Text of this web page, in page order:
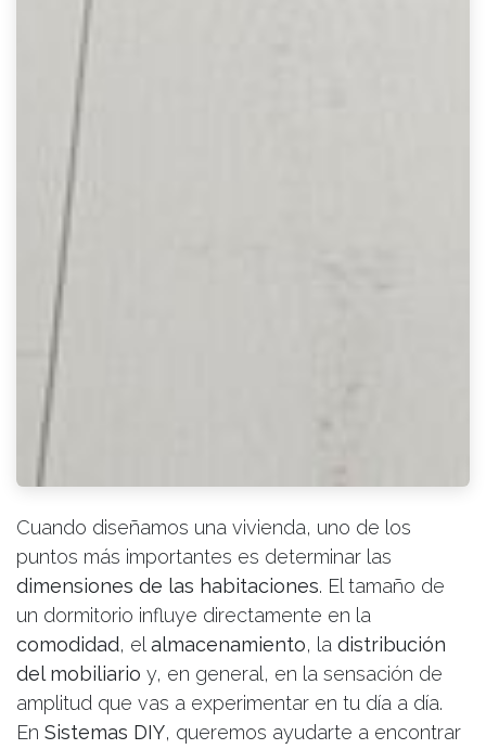
Cuando diseñamos una vivienda, uno de los
puntos más importantes es determinar las
dimensiones de las habitaciones. El tamaño de
un dormitorio influye directamente en la
comodidad, el almacenamiento, la distribución
del mobiliario y, en general, en la sensación de
amplitud que vas a experimentar en tu día a día.
En Sistemas DIY, queremos ayudarte a encontrar